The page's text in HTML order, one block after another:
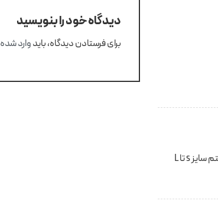
من راه راه این مدل رو گرفتم که واقعا زیبا بود برای من که سایز ۳۶ هستم سایز s تا L
دیدگاه خود را بنویسید
برای فرستادن دیدگاه، بایدوارد شده